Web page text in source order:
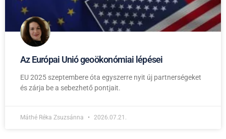
Az Európai Unió geoökonómiai lépései
EU 2025 szeptembere óta egyszerre nyit új partnerségeket
és zárja be a sebezhető pontjait.
Máthé Réka Zsuzsánna 2026.07.21.